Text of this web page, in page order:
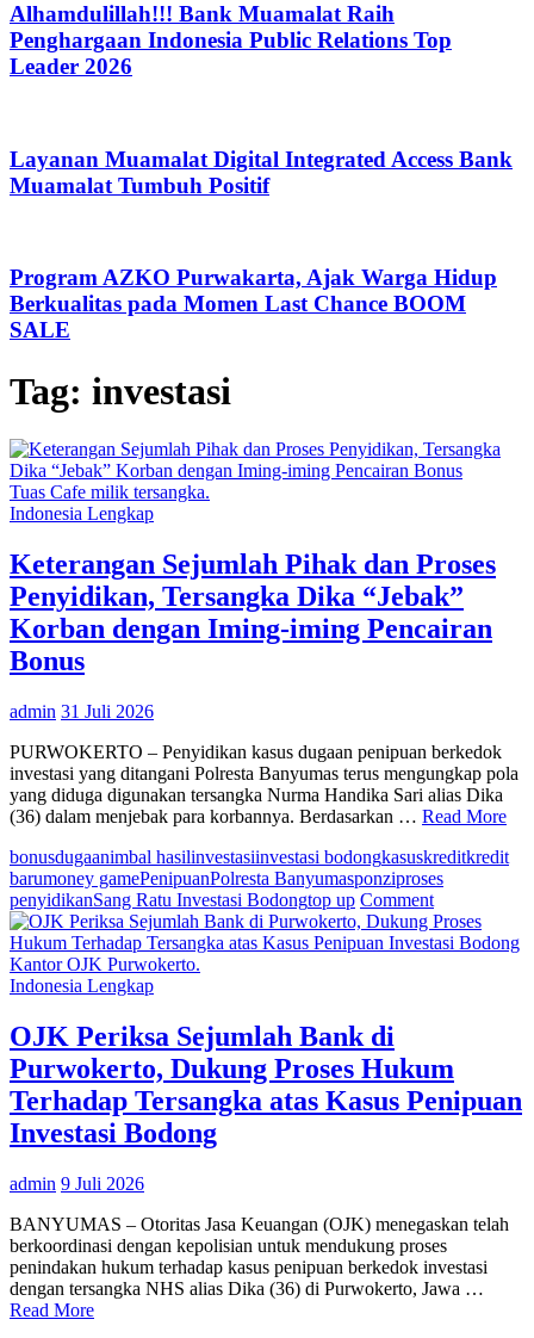
Alhamdulillah!!! Bank Muamalat Raih
Penghargaan Indonesia Public Relations Top
Leader 2026
Layanan Muamalat Digital Integrated Access Bank
Muamalat Tumbuh Positif
Program AZKO Purwakarta, Ajak Warga Hidup
Berkualitas pada Momen Last Chance BOOM
SALE
Tag: investasi
Tuas Cafe milik tersangka.
Indonesia Lengkap
Keterangan Sejumlah Pihak dan Proses
Penyidikan, Tersangka Dika “Jebak”
Korban dengan Iming-iming Pencairan
Bonus
admin 31 Juli 2026
PURWOKERTO – Penyidikan kasus dugaan penipuan berkedok
investasi yang ditangani Polresta Banyumas terus mengungkap pola
yang diduga digunakan tersangka Nurma Handika Sari alias Dika
(36) dalam menjebak para korbannya. Berdasarkan … Read More
bonusdugaanimbal hasilinvestasiinvestasi bodongkasuskreditkredit
barumoney gamePenipuanPolresta Banyumasponziproses
penyidikanSang Ratu Investasi Bodongtop up Commenton
Keterangan
Sejumlah
Dika
“Jebak”
Korban
Bonus
Kantor OJK Purwokerto.
Indonesia Lengkap
OJK Periksa Sejumlah Bank di
Purwokerto, Dukung Proses Hukum
Terhadap Tersangka atas Kasus Penipuan
Investasi Bodong
admin 9 Juli 2026
BANYUMAS – Otoritas Jasa Keuangan (OJK) menegaskan telah
berkoordinasi dengan kepolisian untuk mendukung proses
penindakan hukum terhadap kasus penipuan berkedok investasi
dengan tersangka NHS alias Dika (36) di Purwokerto, Jawa …
Read More